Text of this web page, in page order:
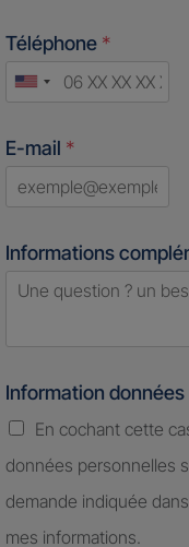
Téléphone *
United
+1
E-mail *
Informations
Information
En cochant cette
données personnelles
demande indiquée
mes informations.